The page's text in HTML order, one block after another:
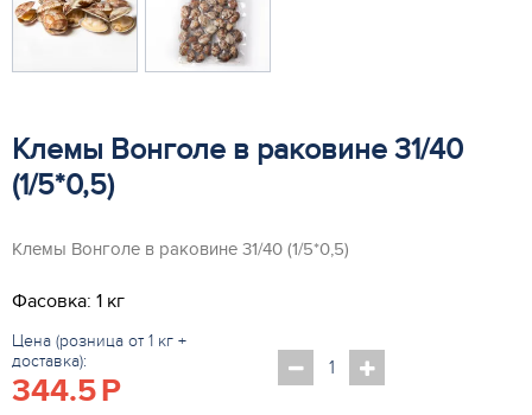
Клемы Вонголе в раковине 31/40
(1/5*0,5)
Клемы Вонголе в раковине 31/40 (1/5*0,5)
Фасовка: 1 кг
Цена (розница от 1 кг +
доставка):
344.5P